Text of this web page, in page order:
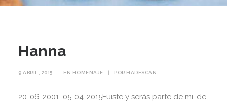
Hanna
9 ABRIL, 2015 | EN HOMENAJE | POR HADESCAN
20-06-2001 05-04-2015Fuiste y serás parte de mi, de